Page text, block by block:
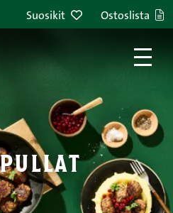
Suosikit Ostoslista